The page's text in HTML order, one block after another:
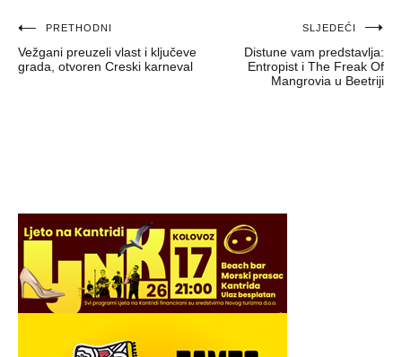
Navigacija
objava
PRETHODNI
Vežgani preuzeli vlast i ključeve
grada, otvoren Creski karneval
SLJEDEĆI
Distune vam predstavlja:
Entropist i The Freak Of
Mangrovia u Beetriji